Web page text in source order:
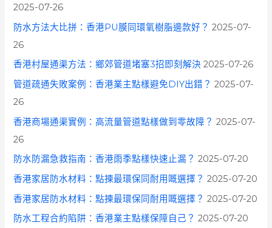
2025-07-26
防水方法大比拼：香港PU膜同環氧樹脂邊款好？ 2025-07-
26
香港村屋通渠方法：鄉郊管道堵塞3招即刻解決 2025-07-26
管道疏通失敗案例：香港業主點樣避免DIY出錯？ 2025-07-
26
香港商場通渠實例：高流量管道點樣做到零故障？ 2025-07-
26
防水防漏急救指南：香港雨季點樣快速止漏？ 2025-07-20
香港家居防水材料：點揀最環保同耐用嘅選擇？ 2025-07-20
香港家居防水材料：點揀最環保同耐用嘅選擇？ 2025-07-20
防水工程合約陷阱：香港業主點樣保障自己？ 2025-07-20